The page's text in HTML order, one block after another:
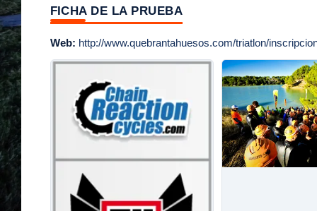
FICHA DE LA PRUEBA
Web: http://www.quebrantahuesos.com/triatlon/